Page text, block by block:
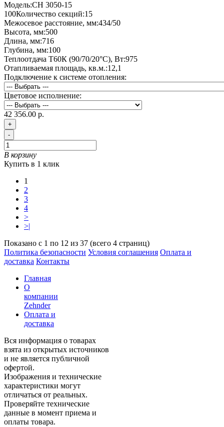
Модель:CH 3050-15
100Количество секций:15
Межосевое расстояние, мм:434/50
Высота, мм:500
Длина, мм:716
Глубина, мм:100
Теплоотдача Т60К (90/70/20°C), Вт:975
Отапливаемая площадь, кв.м.:12,1
Подключение к системе отопления:
Цветовое исполнение:
42 356.00 р.
+
-
В корзину
Купить в 1 клик
1
2
3
4
>
>|
Показано с 1 по 12 из 37 (всего 4 страниц)
Политика безопасности Условия соглашения Оплата и
доставка Контакты
Главная
О
компании
Zehnder
Оплата и
доставка
Вся информация о товарах
взята из открытых источников
и не является публичной
офертой.
Изображения и технические
характеристики могут
отличаться от реальных.
Проверяйте технические
данные в момент приема и
оплаты товара.